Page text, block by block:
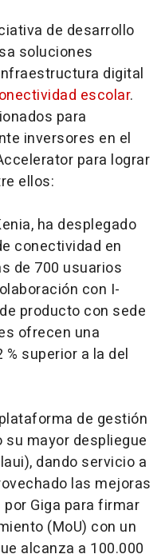
de desarrollo
soluciones
digital
escolar.
para
inversores en el
para lograr
ellos:
ha desplegado
conectividad en
de 700 usuarios
con I-
producto con sede
ofrecen una
superior a la del
de gestión
su mayor despliegue
dando servicio a
las mejoras
Giga para firmar
(MoU) con un
alcanza a 100.000